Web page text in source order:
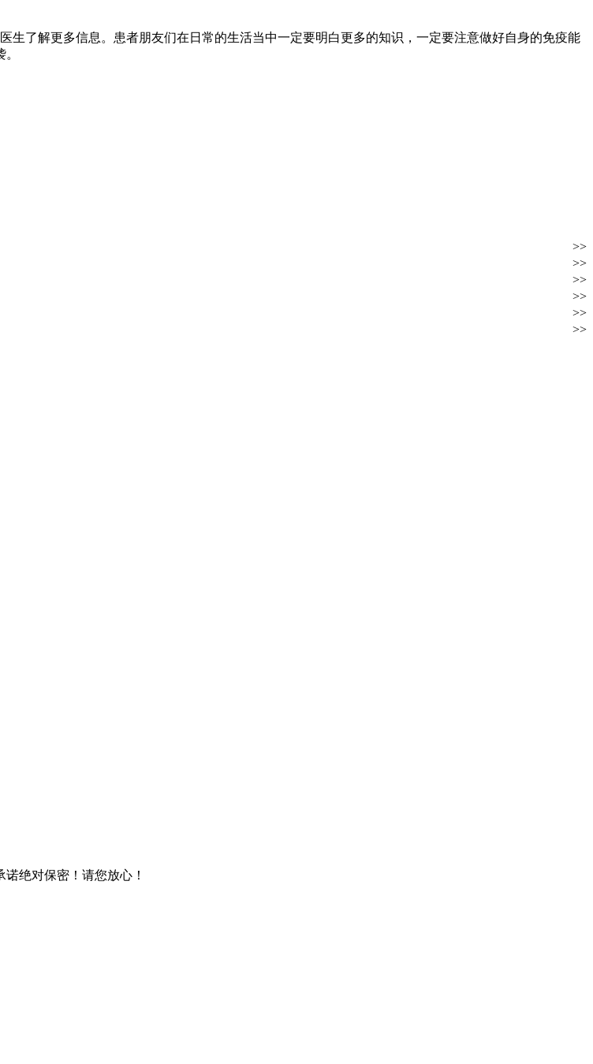
生了解更多信息。患者朋友们在日常的生活当中一定要明白更多的知识，一定要注意做好自身的免疫能
>>
>>
>>
>>
>>
>>
绝对保密！请您放心！